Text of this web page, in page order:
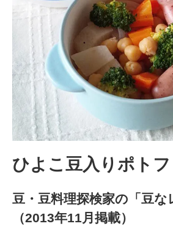
ひよこ豆入りポトフ
豆・豆料理探検家の「豆な
（2013年11月掲載）